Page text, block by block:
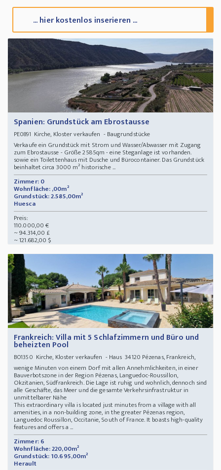
... hier kostenlos inserieren ...
Spanien: Grundstück am Ebrostausse
PE0891 Kirche, Kloster verkaufen - Baugrundstücke
Verkaufe ein Grundstück mit Strom und Wasser/Abwasser mit Zugang
zum Ebrostausse - Größe 2585qm - eine Steganlage ist vorhanden.
sowie ein Toilettenhaus mit Dusche und Bürocontainer. Das Grundstück
beinhaltet circa 3000 m² historische ...
Zimmer: 0
Wohnfläche: ,00m²
Grundstück: 2.585,00m²
Huesca
Preis:
110.000,00 €
~ 94.314,00 £
~ 121.682,00 $
Frankreich: Villa mit 5 Schlafzimmern und Büro und
beheizten Pool
BO1350 Kirche, Kloster verkaufen - Haus 34120 Pézenas, Frankreich,
wenige Minuten von einem Dorf mit allen Annehmlichkeiten, in einer
Bauverbotszone in der Region Pézenas, Languedoc-Roussillon,
Okzitanien, Südfrankreich. Die Lage ist ruhig und wohnlich, dennoch sind
alle Geschäfte, das Meer und die gesamte Verkehrsinfrastruktur in
unmittelbarer Nähe
This extraordinary villa is located just minutes from a village with all
amenities, in a non-building zone, in the greater Pézenas region,
Languedoc Roussillon, Occitanie, South of France. It boasts high-quality
features and offers a ...
Zimmer: 6
Wohnfläche: 220,00m²
Grundstück: 10.695,00m²
Herault